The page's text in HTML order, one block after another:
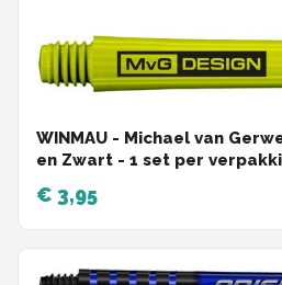
WINMAU - Michael van
en Zwart - 1 set per
€ 3,95